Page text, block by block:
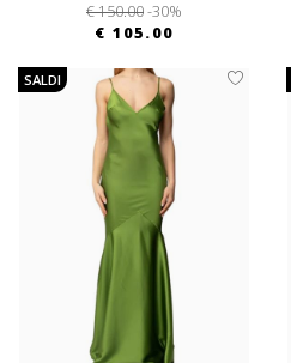
€ 150.00-30%
€ 105.00
SALDI